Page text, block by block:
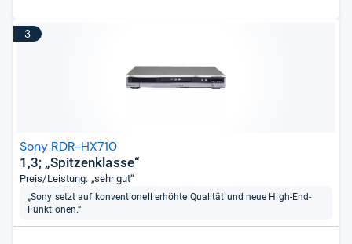
3
Sony RDR-HX710
1,3; „Spitzenklasse“
Preis/Leistung: „sehr gut“
„Sony setzt auf konventionell erhöhte Qualität und neue High-End-
Funktionen.“